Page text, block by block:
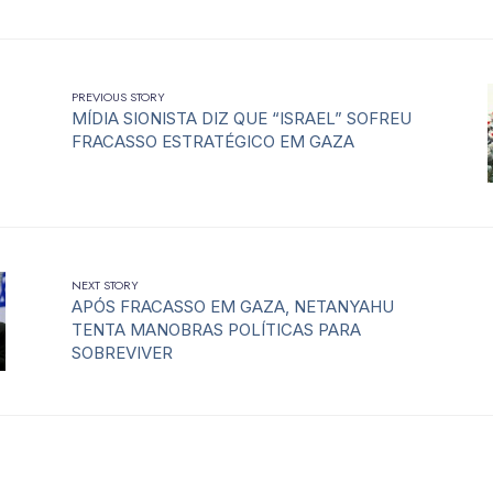
PREVIOUS STORY
MÍDIA SIONISTA DIZ QUE “ISRAEL” SOFREU
FRACASSO ESTRATÉGICO EM GAZA
NEXT STORY
APÓS FRACASSO EM GAZA, NETANYAHU
TENTA MANOBRAS POLÍTICAS PARA
SOBREVIVER